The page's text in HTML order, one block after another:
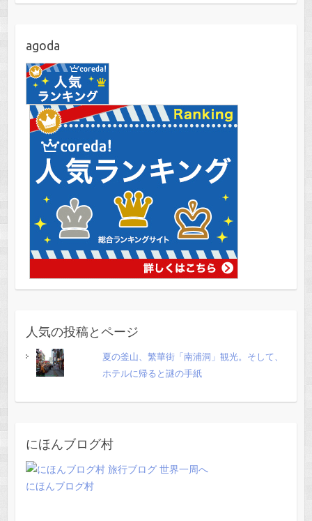
agoda
人気の投稿とページ
夏の釜山、繁華街「南浦洞」観光。そして、
ホテルに帰ると謎の手紙
にほんブログ村
にほんブログ村